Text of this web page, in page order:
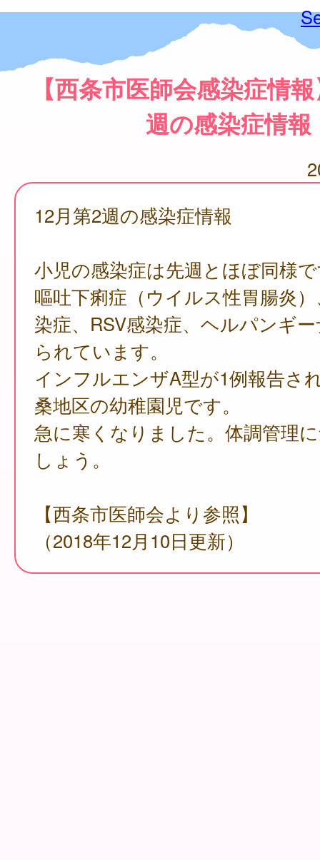
【西条市医師会感染症情
週の感染症情報
12月第2週の感染症情報
小児の感染症は先週とほぼ同様
嘔吐下痢症（ウイルス性胃腸炎
染症、RSV感染症、ヘルパンギ
られています。
インフルエンザA型が1例報告さ
桑地区の幼稚園児です。
急に寒くなりました。体調管理
しょう。
【西条市医師会より参照】
（2018年12月10日更新）